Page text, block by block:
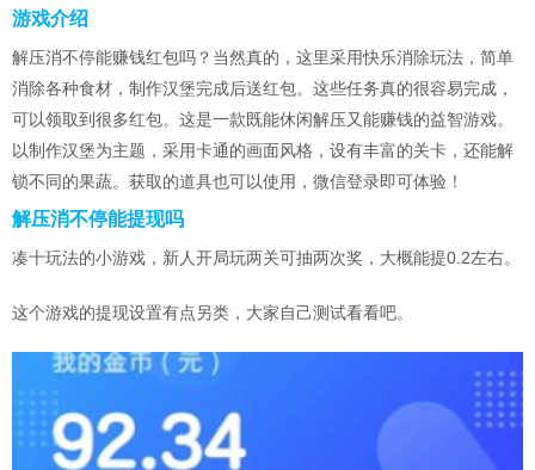
游戏介绍
解压消不停能赚钱红包吗？当然真的，这里采用快乐消除玩法，简单
消除各种食材，制作汉堡完成后送红包。这些任务真的很容易完成，
可以领取到很多红包。这是一款既能休闲解压又能赚钱的益智游戏。
以制作汉堡为主题，采用卡通的画面风格，设有丰富的关卡，还能解
锁不同的果蔬。获取的道具也可以使用，微信登录即可体验！
解压消不停能提现吗
凑十玩法的小游戏，新人开局玩两关可抽两次奖，大概能提0.2左右。
这个游戏的提现设置有点另类，大家自己测试看看吧。